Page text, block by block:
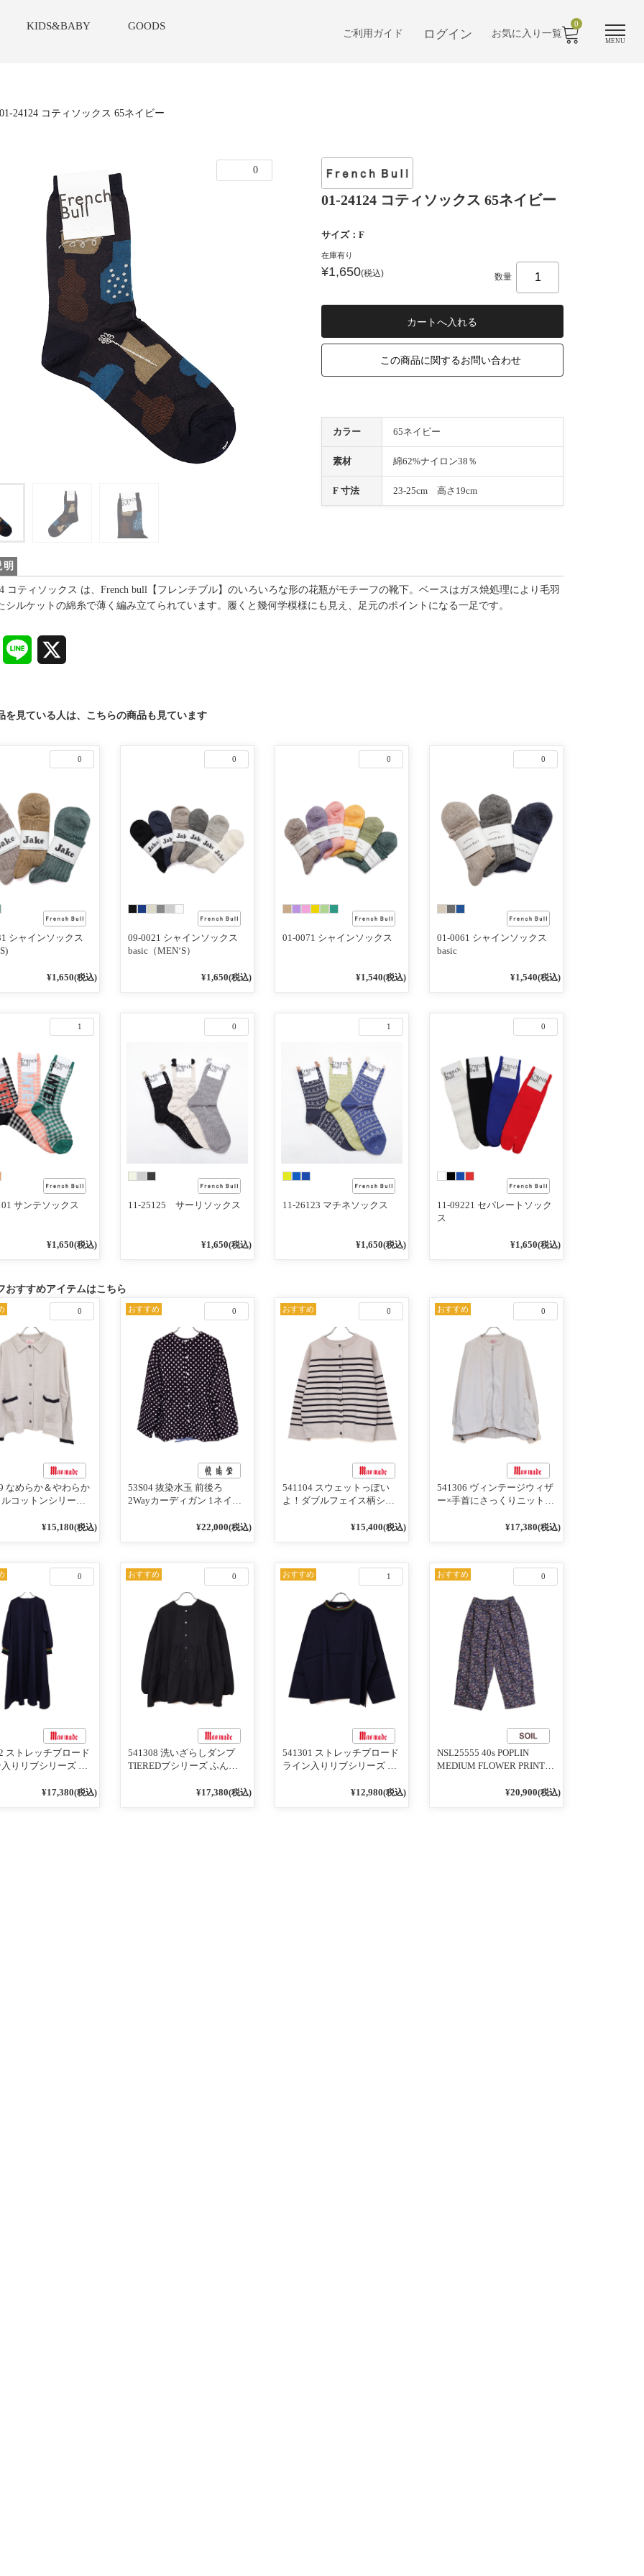
KIDS&BABY GOODS
MENU
ご利用ガイド ログイン お気に入り一覧
0
24124 コティソックス 65ネイビー
0
01-24124 コティソックス 65ネイビー
サイズ：F
在庫有り
¥1,650(税込) 数量
この商品に関するお問い合わせ
カラー 65ネイビー
素材 綿62%ナイロン38％
F 寸法 23-25cm 高さ19cm
コティソックス は、French bull【フレンチブル】のいろいろな形の花瓶がモチーフの靴下。ベースはガス焼処理により毛羽
シルケットの綿糸で薄く編み立てられています。履くと幾何学模様にも見え、足元のポイントになる一足です。
Line
を見ている人は、こちらの商品も見ています
0
シャインソックス
¥1,650(税込)
0
09-0021 シャインソックス
basic（MEN‘S）
¥1,650(税込)
0
01-0071 シャインソックス
¥1,540(税込)
0
01-0061 シャインソックス
basic
¥1,540(税込)
1
サンテソックス
¥1,650(税込)
0
11-25125 サーリソックス
¥1,650(税込)
1
11-26123 マチネソックス
¥1,650(税込)
0
11-09221 セパレートソック
ス
¥1,650(税込)
おすすめアイテムはこちら
0
なめらか＆やわらか
コットンシリーズ
ィガン 10ベージュ
¥15,180(税込)
0
おすすめ
53S04 抜染水玉 前後ろ
2Wayカーディガン 1ネイビ
¥22,000(税込)
0
おすすめ
541104 スウェットっぽい
よ！ダブルフェイス柄シリ
めて 2WAY プルオーバー
¥15,400(税込)
0
おすすめ
541306 ヴィンテージウィザ
ー×手首にさっくりニット付
ンドカラージャケット 02オ
¥17,380(税込)
0
ストレッチブロード
りリブシリーズ ふ
ワンピース 79ネイ
¥17,380(税込)
0
おすすめ
541308 洗いざらしダンプ
TIEREDブシリーズ ふんわ
99ブラック/クロ¥17,380(税込)
1
おすすめ
541301 ストレッチブロード
ライン入りリブシリーズ ロ
ライン入りリブプルオーバ
¥12,980(税込)
0
おすすめ
NSL25555 40s POPLIN
MEDIUM FLOWER PRINT
3800NAVY BASE¥20,900(税込)